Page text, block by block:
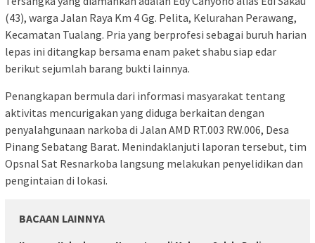
(43), warga Jalan Raya Km 4 Gg. Pelita, Kelurahan Perawang,
Kecamatan Tualang. Pria yang berprofesi sebagai buruh harian
lepas ini ditangkap bersama enam paket shabu siap edar
berikut sejumlah barang bukti lainnya.
Penangkapan bermula dari informasi masyarakat tentang
aktivitas mencurigakan yang diduga berkaitan dengan
penyalahgunaan narkoba di Jalan AMD RT.003 RW.006, Desa
Pinang Sebatang Barat. Menindaklanjuti laporan tersebut, tim
Opsnal Sat Resnarkoba langsung melakukan penyelidikan dan
pengintaian di lokasi.
BACAAN LAINNYA